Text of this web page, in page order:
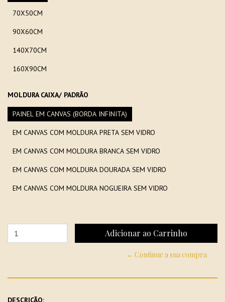
70X50CM
90X60CM
140X70CM
160X90CM
MOLDURA CAIXA/ PADRÃO
PAINEL EM CANVAS (BORDA INFINITA)
EM CANVAS COM MOLDURA PRETA SEM VIDRO
EM CANVAS COM MOLDURA BRANCA SEM VIDRO
EM CANVAS COM MOLDURA DOURADA SEM VIDRO
EM CANVAS COM MOLDURA NOGUEIRA SEM VIDRO
← Continue a sua compra
DESCRIÇÃO: